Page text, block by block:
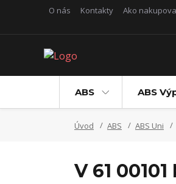
O nás Kontakty Ako
ABS ABS
Úvod ABS ABS Uni
V 61